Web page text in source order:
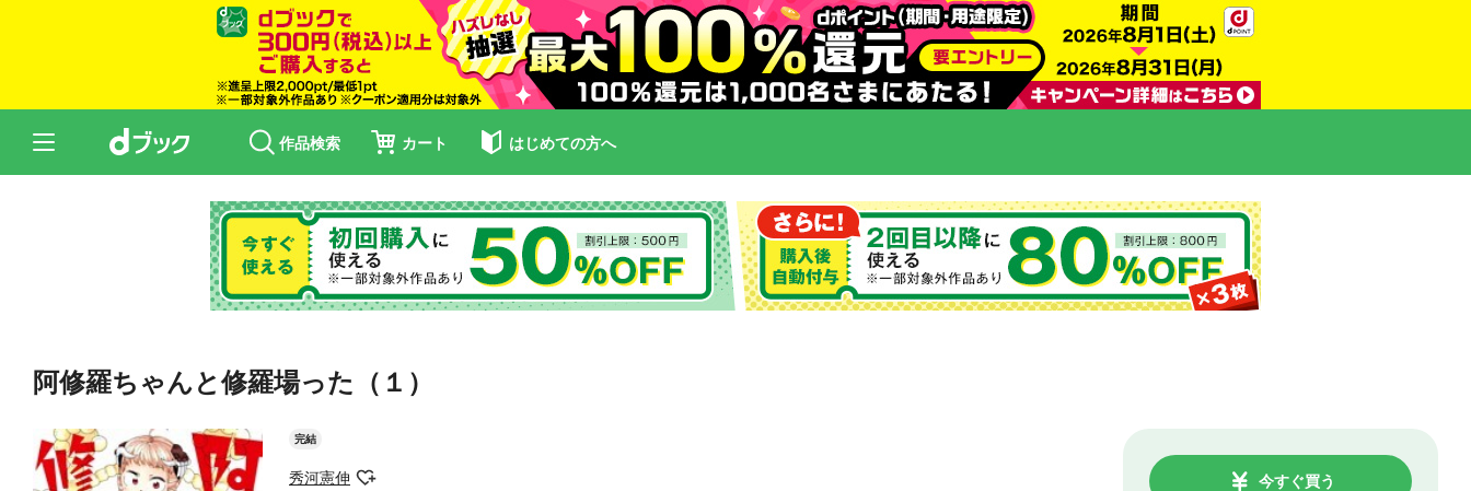
作品検索 カート はじめての方へ
阿修羅ちゃんと修羅場った（１）
完結
秀河憲伸 今すぐ買う